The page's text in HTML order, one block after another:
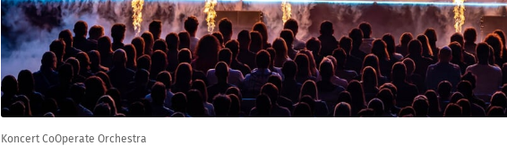
Koncert CoOperate Orchestra